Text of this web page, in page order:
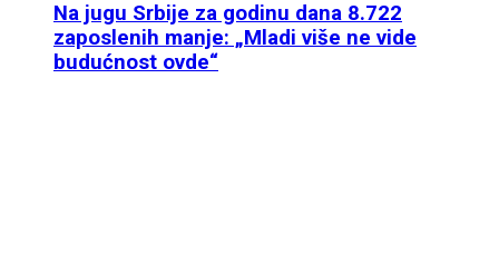
Na jugu Srbije za godinu dana 8.722
zaposlenih manje: „Mladi više ne vide
budućnost ovde“